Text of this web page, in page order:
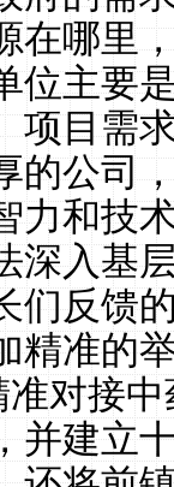
在哪里
位主要
项目需
的公司
力和技
深入基
们反馈
精准的
准对接
并建立